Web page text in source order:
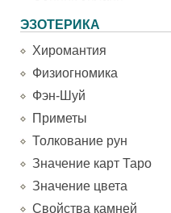
ЭЗОТЕРИКА
Хиромантия
Физиогномика
Фэн-Шуй
Приметы
Толкование рун
Значение карт Таро
Значение цвета
Свойства камней